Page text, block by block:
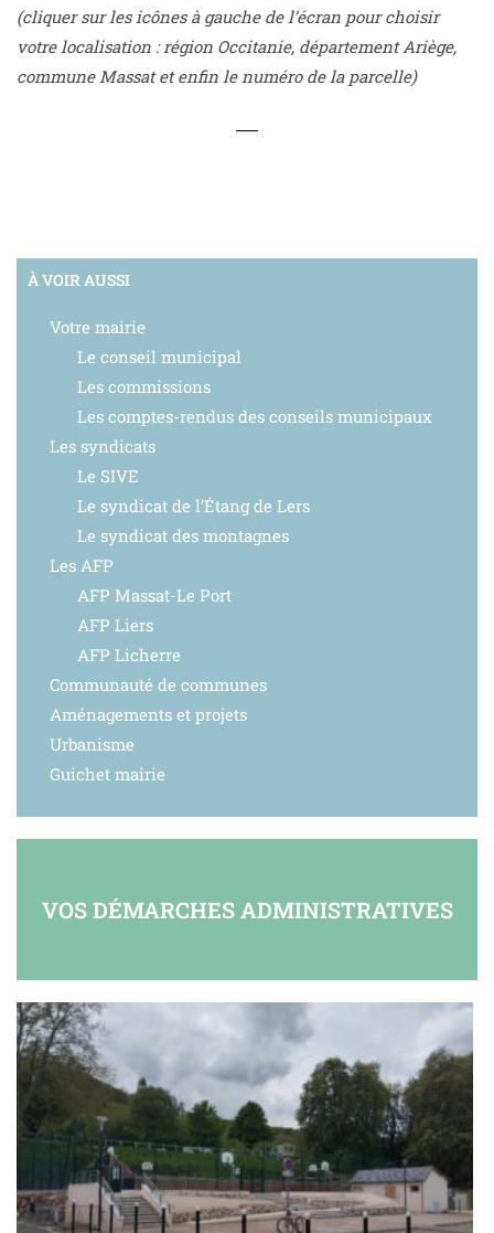
(cliquer sur les icônes à gauche de l’écran pour choisir
votre localisation : région Occitanie, département Ariège,
commune Massat et enfin le numéro de la parcelle)
À VOIR AUSSI
Votre mairie
Le conseil municipal
Les commissions
Les comptes-rendus des conseils municipaux
Les syndicats
Le SIVE
Le syndicat de l’Étang de Lers
Le syndicat des montagnes
Les AFP
AFP Massat-Le Port
AFP Liers
AFP Licherre
Communauté de communes
Aménagements et projets
Urbanisme
Guichet mairie
VOS DÉMARCHES ADMINISTRATIVES